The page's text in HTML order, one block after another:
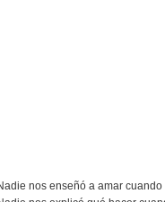
nos enseñó a amar